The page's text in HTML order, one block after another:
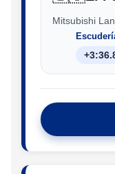
Mitsubishi